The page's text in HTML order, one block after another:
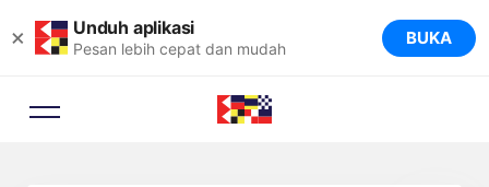
× Unduh aplikasi
Pesan lebih cepat dan mudah BUKA